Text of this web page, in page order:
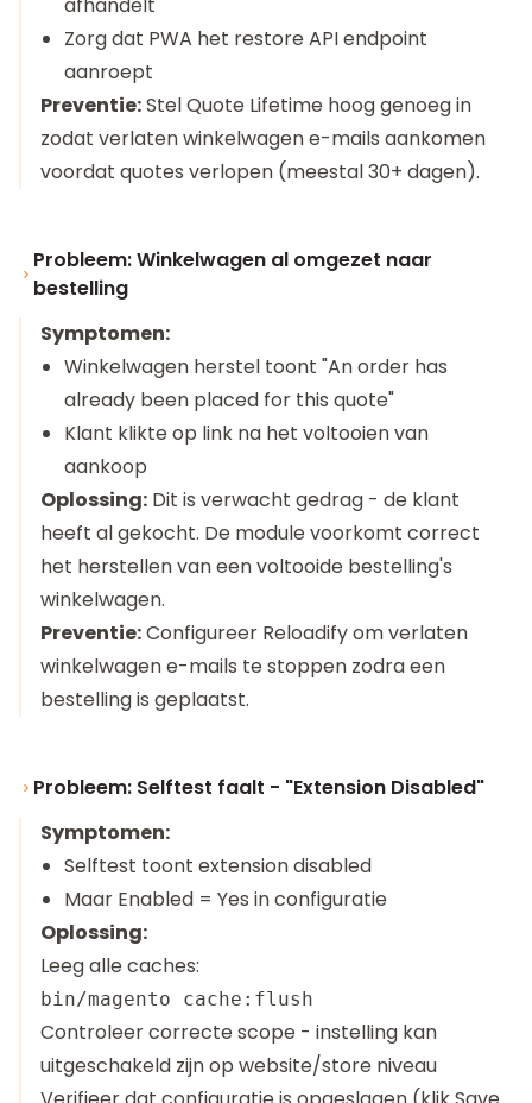
Zorg dat PWA het restore API endpoint
aanroept
Preventie:Stel Quote Lifetime hoog genoeg in
zodat verlaten winkelwagen e-mails aankomen
voordat quotes verlopen (meestal 30+ dagen).
Probleem: Winkelwagen al omgezet naar
bestelling
Symptomen:
Winkelwagen herstel toont "An order has
already been placed for this quote"
Klant klikte op link na het voltooien van
aankoop
Oplossing: Dit is verwacht gedrag - de klant
heeft al gekocht. De module voorkomt correct
het herstellen van een voltooide bestelling's
winkelwagen.
Preventie:Configureer Reloadify om verlaten
winkelwagen e-mails te stoppen zodra een
bestelling is geplaatst.
Probleem: Selftest faalt - "Extension Disabled"
Symptomen:
Selftest toont extension disabled
Maar Enabled = Yes in configuratie
Oplossing:
Leeg alle caches:
Controleer correcte scope - instelling kan
uitgeschakeld zijn op website/store niveau